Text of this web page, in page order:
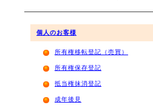
個人のお客様
所有権移転登記（売買）
所有権保存登記
抵当権抹消登記
成年後見